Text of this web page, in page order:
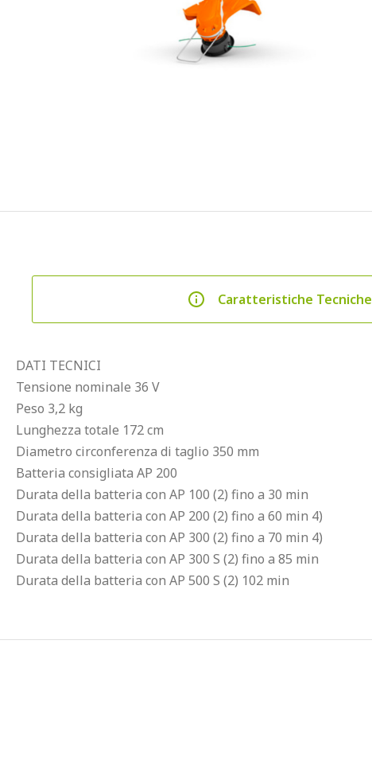
Caratteristiche Tecniche
DATI TECNICI
Tensione nominale 36 V
Peso 3,2 kg
Lunghezza totale 172 cm
Diametro circonferenza di taglio 350 mm
Batteria consigliata AP 200
Durata della batteria con AP 100 (2) fino a 30 min
Durata della batteria con AP 200 (2) fino a 60 min 4)
Durata della batteria con AP 300 (2) fino a 70 min 4)
Durata della batteria con AP 300 S (2) fino a 85 min
Durata della batteria con AP 500 S (2) 102 min